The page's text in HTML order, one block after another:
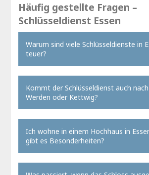
Häufig gestellte Fragen –
Schlüsseldienst Essen
Warum sind viele Schlüsseldienste in
teuer?
keine echten Handwerker. Sie
Ihren Anruf weiter und
eigentlichen Preis eine
Beck rufen Sie direkt beim
keine Vermittlung, kein
Deshalb Türöffnung ab 59 €.
Kommt der Schlüsseldienst auch
Werden oder Kettwig?
auch die weiter entfernten wie
Kettwig oder Haarzopf im
Karnap und Katernberg im
Anfahrtszeit kann in
Ich wohne in einem Hochhaus in
gibt es Besonderheiten?
und gesichertem Hauseingang